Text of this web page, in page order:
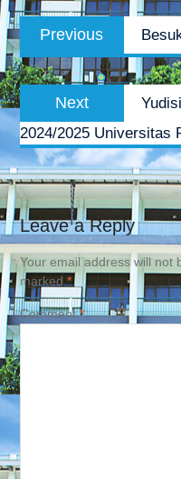
Post
navigation
Previous
post:
Next
post:
2024/2025 Universitas
Leave a Reply
Your email address will not
marked*
Comment*